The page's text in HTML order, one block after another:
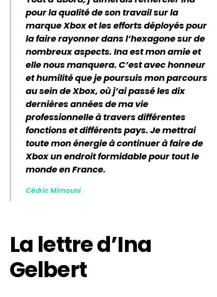
pour la qualité de son travail sur la
marque Xbox et les efforts déployés pour
la faire rayonner dans l’hexagone sur de
nombreux aspects. Ina est mon amie et
elle nous manquera. C’est avec honneur
et humilité que je poursuis mon parcours
au sein de Xbox, où j’ai passé les dix
dernières années de ma vie
professionnelle à travers différentes
fonctions et différents pays. Je mettrai
toute mon énergie à continuer à faire de
Xbox un endroit formidable pour tout le
monde en France.
Cédric Mimouni
La lettre d’Ina
Gelbert